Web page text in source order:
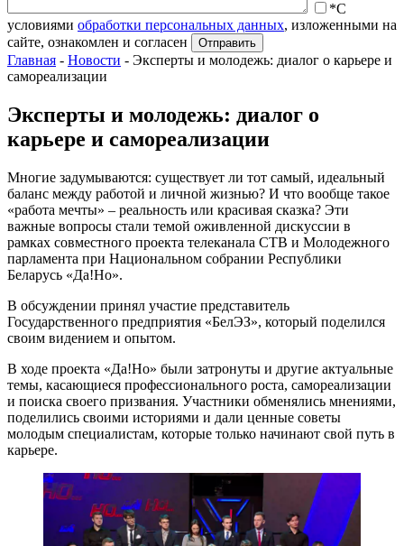
*С
условиями обработки персональных данных, изложенными на
сайте, ознакомлен и согласен
Главная - Новости - Эксперты и молодежь: диалог о карьере и
самореализации
Эксперты и молодежь: диалог о
карьере и самореализации
Многие задумываются: существует ли тот самый, идеальный
баланс между работой и личной жизнью? И что вообще такое
«работа мечты» – реальность или красивая сказка? Эти
важные вопросы стали темой оживленной дискуссии в
рамках совместного проекта телеканала СТВ и Молодежного
парламента при Национальном собрании Республики
Беларусь «Да!Но».
В обсуждении принял участие представитель
Государственного предприятия «БелЭЗ», который поделился
своим видением и опытом.
В ходе проекта «Да!Но» были затронуты и другие актуальные
темы, касающиеся профессионального роста, самореализации
и поиска своего призвания. Участники обменялись мнениями,
поделились своими историями и дали ценные советы
молодым специалистам, которые только начинают свой путь в
карьере.